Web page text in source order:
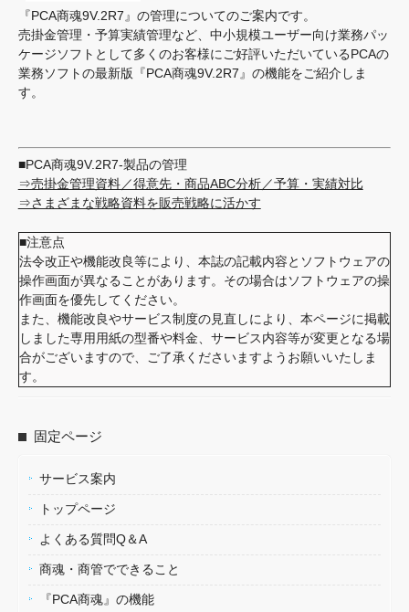
『PCA商魂9V.2R7』の管理についてのご案内です。
売掛金管理・予算実績管理など、中小規模ユーザー向け業務パッ
ケージソフトとして多くのお客様にご好評いただいているPCAの
業務ソフトの最新版『PCA商魂9V.2R7』の機能をご紹介しま
す。
■PCA商魂9V.2R7-製品の管理
⇒売掛金管理資料／得意先・商品ABC分析／予算・実績対比
⇒さまざまな戦略資料を販売戦略に活かす
■注意点
法令改正や機能改良等により、本誌の記載内容とソフトウェアの
操作画面が異なることがあります。その場合はソフトウェアの操
作画面を優先してください。
また、機能改良やサービス制度の見直しにより、本ページに掲載
しました専用用紙の型番や料金、サービス内容等が変更となる場
合がございますので、ご了承くださいますようお願いいたしま
す。
固定ページ
サービス案内
トップページ
よくある質問Q＆A
商魂・商管でできること
『PCA商魂』の機能